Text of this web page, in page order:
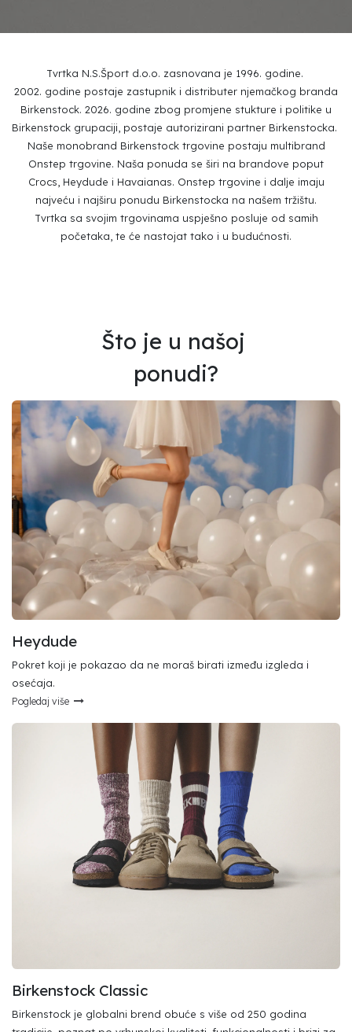
Tvrtka N.S.Šport d.o.o. zasnovana je 1996. godine.
2002. godine postaje zastupnik i distributer njemačkog branda
Birkenstock. 2026. godine zbog promjene stukture i politike u
Birkenstock grupaciji, postaje autorizirani partner Birkenstocka.
Naše monobrand Birkenstock trgovine postaju multibrand
Onstep trgovine. Naša ponuda se širi na brandove poput
Crocs, Heydude i Havaianas. Onstep trgovine i dalje imaju
najveću i najširu ponudu Birkenstocka na našem tržištu.
Tvrtka sa svojim trgovinama uspješno posluje od samih
početaka, te će nastojat tako i u budućnosti.
Što je u našoj
ponudi?
Heydude
Pokret koji je pokazao da ne moraš birati između izgleda i
osećaja.
Pogl​edaj više
Birkenstock Classic
Birkenstock je globalni brend obuće s više od 250 godina